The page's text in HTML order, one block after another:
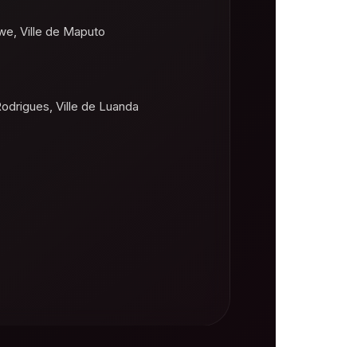
Ville de Maputo
Ville de Luanda